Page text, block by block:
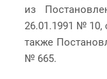
из
26.01.1991 № 10,
также
№ 665.